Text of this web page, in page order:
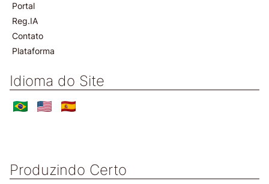
Portal
Reg.IA
Contato
Plataforma
Idioma do Site
Produzindo Certo